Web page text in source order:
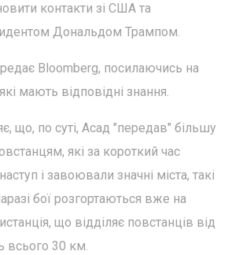
контакти зі США та
Дональдом Трампом.
Bloomberg, посилаючись на
мають відповідні знання.
що, по суті, Асад "передав" більшу
які за короткий час
і завоювали значні міста, такі
бої розгортаються вже на
що відділяє повстанців від
всього 30 км.